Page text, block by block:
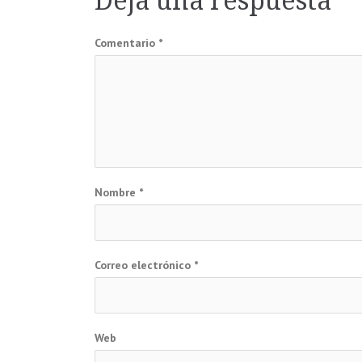
entradas
Comentario *
Nombre *
Correo electrónico *
Web